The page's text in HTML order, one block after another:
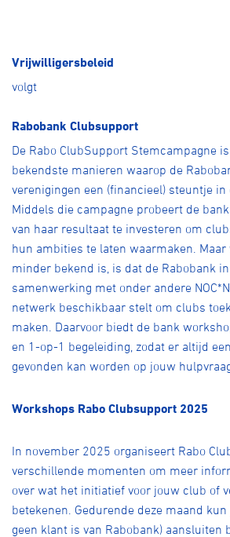
Vrijwilligersbeleid
volgt
Rabobank Clubsupport
De Rabo ClubSupport Stemcampagne
bekendste manieren waarop de
verenigingen een (financieel) steuntje in
Middels die campagne probeert de
van haar resultaat te investeren om
hun ambities te laten waarmaken. Maar
minder bekend is, is dat de Rabobank
samenwerking met onder andere
netwerk beschikbaar stelt om clubs
maken. Daarvoor biedt de bank
en 1-op-1 begeleiding, zodat er altijd
gevonden kan worden op jouw
Workshops Rabo Clubsupport 2025
In november 2025 organiseert Rabo
verschillende momenten om meer
over wat het initiatief voor jouw club of
betekenen. Gedurende deze maand
geen klant is van Rabobank) aansluiten